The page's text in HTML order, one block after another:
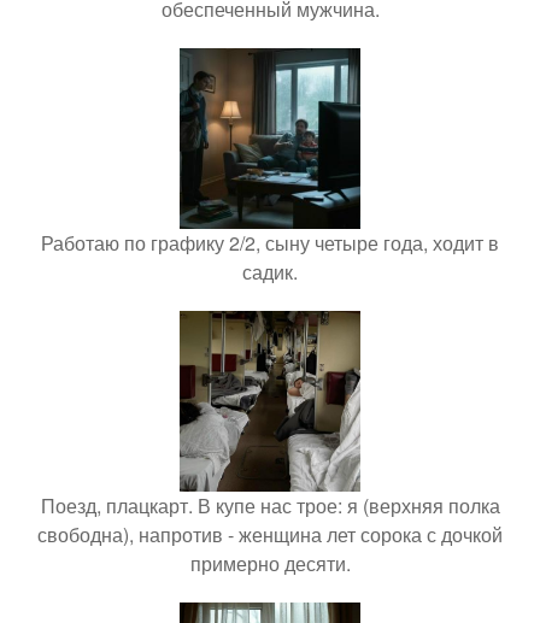
обеспеченный мужчина.
Работаю по графику 2/2, сыну четыре года, ходит в
садик.
Поезд, плацкарт. В купе нас трое: я (верхняя полка
свободна), напротив - женщина лет сорока с дочкой
примерно десяти.